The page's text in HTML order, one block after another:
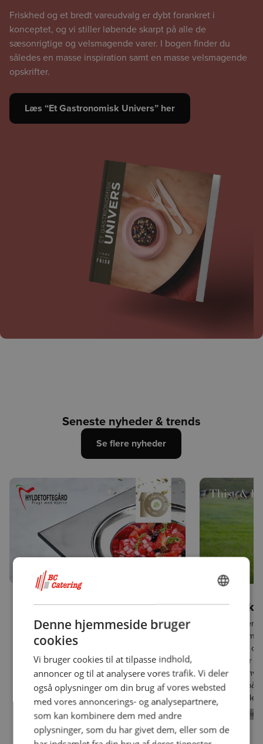
Friskhed og et bredt vareudvalg er dybt forankret i
konceptet, og vi stiller løbende skarpt på alle de
sæsonrigtige og velsmagende varer. I bogen finder du
således en masse inspiration samt en masse velsmagende
opskrifter.
Læs “Et Gastronomisk Univers” her
Seneste nyheder & trends
Se flere nyheder
03.08.2026
Vælg danske bær i sæson
Når de danske bær er i sæson, er kvaliteten
svær at overse. Derfor har vi siden 2025
valgt at udfase udenlandske bær i den
danske bærsæson. Det styrker samarbejdet
med danske avlere, understøtter dansk
produktion og giver professionelle køkkener
adga...
Fantastisk Frisk Frugt & Grønt
Dansk
Hyldetoftegård
Dansk
Thise & Ko er
masser af
dyrevelfærd
oksekød, der
tankegang,
respekt for
professionelle
Fantastisk
Denne hjemmeside bruger
cookies
Vi bruger cookies til at tilpasse indhold,
annoncer og til at analysere vores trafik. Vi deler
også oplysninger om din brug af vores websted
med vores annoncerings- og analysepartnere,
som kan kombinere dem med andre
oplysninger, som du har givet dem, eller som de